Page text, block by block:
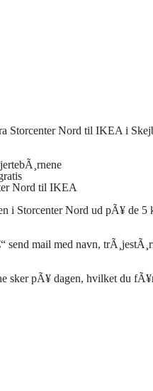
Storcenter Nord til IKEA i
Nord til IKEA
i Storcenter Nord ud pÃ¥ de 5
mail med navn,
sker pÃ¥ dagen, hvilket du